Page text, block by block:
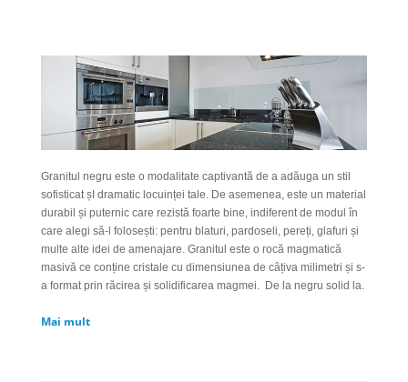
Granitul negru este o modalitate captivantă de a adăuga un stil
sofisticat șI dramatic locuinței tale. De asemenea, este un material
durabil și puternic care rezistă foarte bine, indiferent de modul în
care alegi să-l folosești: pentru blaturi, pardoseli, pereți, glafuri și
multe alte idei de amenajare. Granitul este o rocă magmatică
masivă ce conține cristale cu dimensiunea de câțiva milimetri și s-
a format prin răcirea și solidificarea magmei.
De la negru solid la.
Mai mult